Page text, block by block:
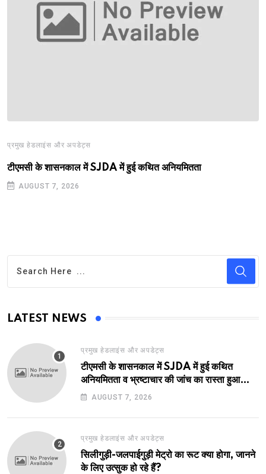
प्रमुख हेडलाइंस और अपडेट्स
टीएमसी के शासनकाल में SJDA में हुई कथित अनियमितता
AUGUST 7, 2026
LATEST NEWS
प्रमुख हेडलाइंस और अपडेट्स
टीएमसी के शासनकाल में SJDA में हुई कथित
अनियमितता व भ्रष्टाचार की जांच का रास्ता हुआ
प्रशस्त! एक नए अवतार में लौटा SJDA!
AUGUST 7, 2026
प्रमुख हेडलाइंस और अपडेट्स
सिलीगुड़ी-जलपाईगुड़ी मेट्रो का रूट क्या होगा, जानने
के लिए उत्सुक हो रहे हैं?